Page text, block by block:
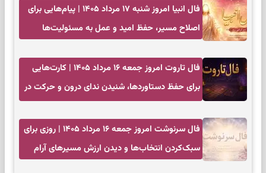
فال انبیا امروز شنبه ۱۷ مرداد ۱۴۰۵ | پیام‌هایی برای
اصلاح مسیر، حفظ امید و عمل به مسئولیت‌ها
فال تاروت امروز جمعه ۱۶ مرداد ۱۴۰۵ | کارت‌هایی
برای حفظ دستاوردها، شنیدن ندای درون و حرکت در
فال سرنوشت امروز جمعه ۱۶ مرداد ۱۴۰۵ | روزی برای
سبک‌کردن انتخاب‌ها و دیدن ارزش مسیرهای آرام